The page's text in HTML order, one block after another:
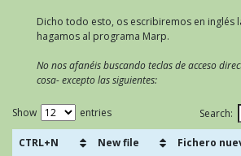
Dicho todo esto, os escribiremos en inglés
hagamos al programa Marp.
No nos afanéis buscando teclas de acceso
cosa- excepto las siguientes:
Show entries Search:
CTRL+N New file
Fichero